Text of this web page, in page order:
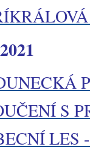
2021
S
LES